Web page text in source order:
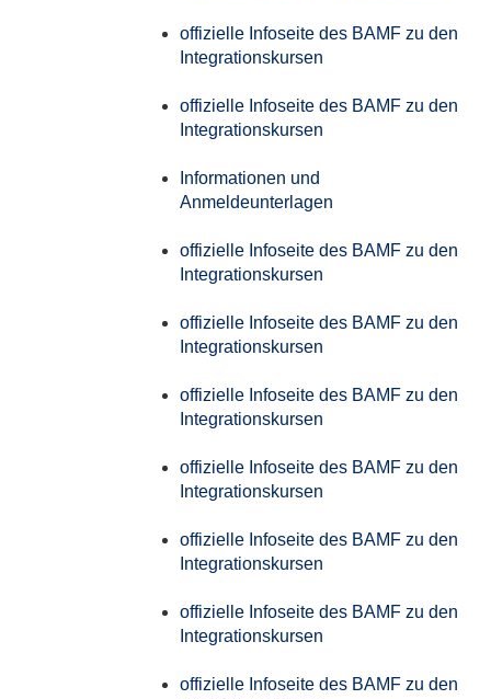
offizielle Infoseite des BAMF zu den
Integrationskursen
offizielle Infoseite des BAMF zu den
Integrationskursen
Informationen und
Anmeldeunterlagen
offizielle Infoseite des BAMF zu den
Integrationskursen
offizielle Infoseite des BAMF zu den
Integrationskursen
offizielle Infoseite des BAMF zu den
Integrationskursen
offizielle Infoseite des BAMF zu den
Integrationskursen
offizielle Infoseite des BAMF zu den
Integrationskursen
offizielle Infoseite des BAMF zu den
Integrationskursen
offizielle Infoseite des BAMF zu den